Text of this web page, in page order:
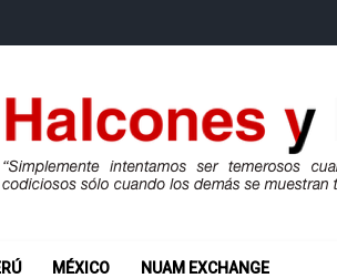
MÉXICO NUAM EXCHANGE